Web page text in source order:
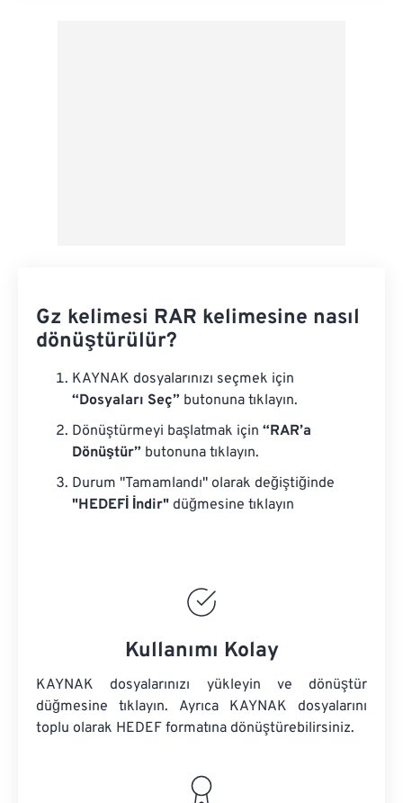
Gz kelimesi RAR kelimesine nasıl
dönüştürülür?
KAYNAK dosyalarınızı seçmek için
“Dosyaları Seç” butonuna tıklayın.
Dönüştürmeyi başlatmak için “RAR’a
Dönüştür” butonuna tıklayın.
Durum "Tamamlandı" olarak değiştiğinde
"HEDEFİ İndir" düğmesine tıklayın
Kullanımı Kolay
KAYNAK dosyalarınızı yükleyin ve dönüştür
düğmesine tıklayın. Ayrıca KAYNAK dosyalarını
toplu olarak HEDEF formatına dönüştürebilirsiniz.